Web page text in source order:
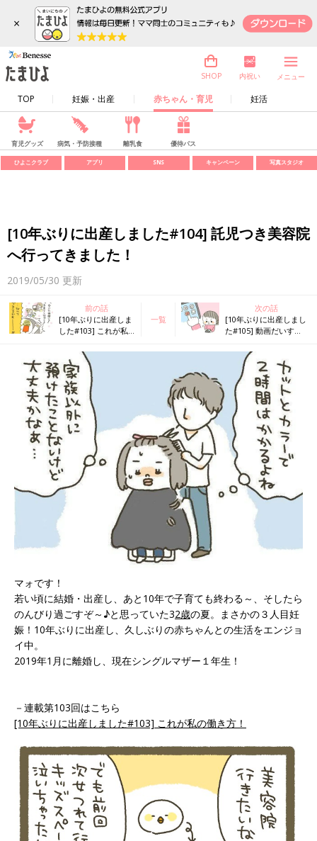
×
TOP 妊娠・出産 赤ちゃん・育児 妊活
SHOP 内祝い メニュー
育児グッズ 病気・予防接種 離乳食 優待パス
ひよこクラブ アプリ SNS キャンペーン 写真スタジオ
[10年ぶりに出産しました#104] 託児つき美容院
へ行ってきました！
2019/05/30 更新
前の話
[10年ぶりに出産しま
した#103] これが私
一覧
次の話
[10年ぶりに出産しまし
た#105] 動画だいす
マォです！
若い頃に結婚・出産し、あと10年で子育ても終わる～、そしたら
のんびり過ごすぞ～♪と思っていた32歳の夏。まさかの３人目妊
娠！10年ぶりに出産し、久しぶりの赤ちゃんとの生活をエンジョ
イ中。
2019年1月に離婚し、現在シングルマザー１年生！
－連載第103回はこちら
[10年ぶりに出産しました#103] これが私の働き方！